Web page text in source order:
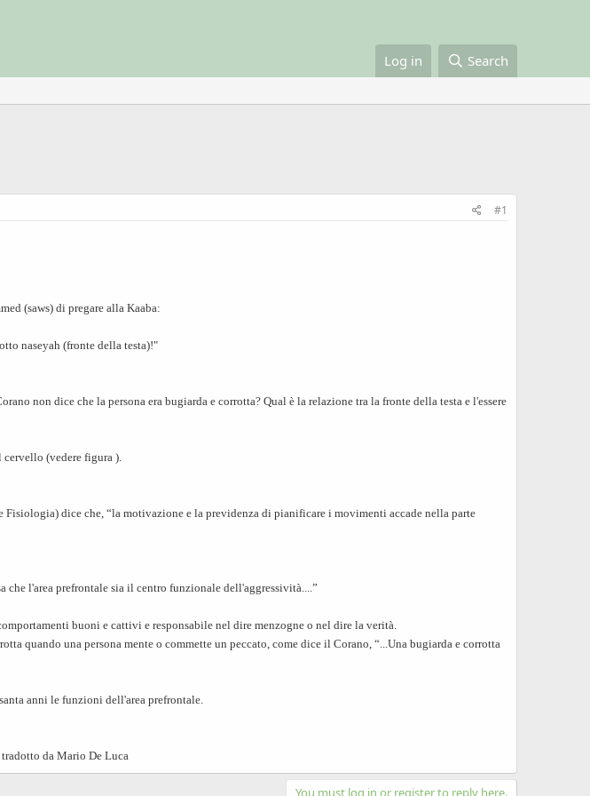
Log in Search
#1
(saws) di pregare alla Kaaba:
naseyah (fronte della testa)!"
non dice che la persona era bugiarda e corrotta? Qual è la relazione tra la fronte della testa e l'essere
cervello (vedere figura ).
dice che, “la motivazione e la previdenza di pianificare i movimenti accade nella parte
l'area prefrontale sia il centro funzionale dell'aggressività....”
buoni e cattivi e responsabile nel dire menzogne o nel dire la verità.
quando una persona mente o commette un peccato, come dice il Corano, “...Una bugiarda e corrotta
anni le funzioni dell'area prefrontale.
da Mario De Luca
You must log in or register to reply here.